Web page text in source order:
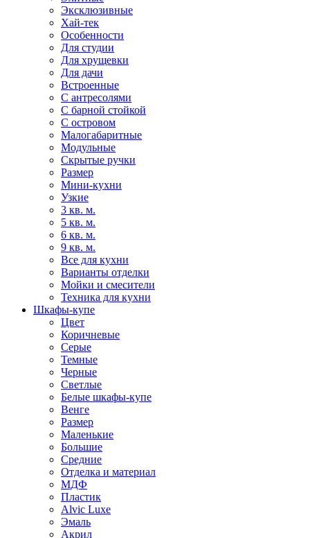
Эксклюзивные
Хай-тек
Особенности
Для студии
Для хрущевки
Для дачи
Встроенные
С антресолями
С барной стойкой
С островом
Малогабаритные
Модульные
Скрытые ручки
Размер
Мини-кухни
Узкие
3 кв. м.
5 кв. м.
6 кв. м.
9 кв. м.
Все для кухни
Варианты отделки
Мойки и смесители
Техника для кухни
Шкафы-купе
Цвет
Коричневые
Серые
Темные
Черные
Светлые
Белые шкафы-купе
Венге
Размер
Маленькие
Большие
Средние
Отделка и материал
МДФ
Пластик
Alvic Luxe
Эмаль
Акрил